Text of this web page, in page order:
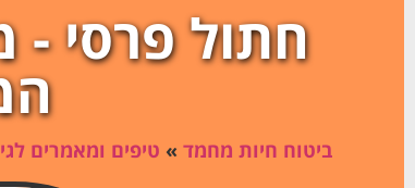
חתול פרסי -
ביטוח חיות מחמד » טיפים ומאמרים